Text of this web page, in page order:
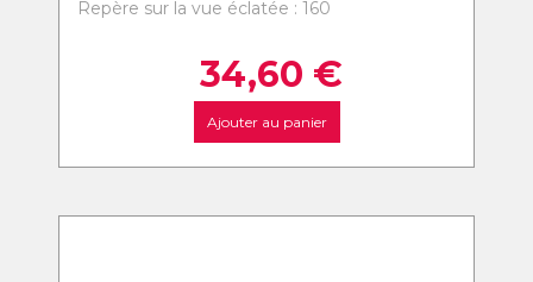
Repère sur la vue éclatée : 160
34,60 €
Ajouter au panier